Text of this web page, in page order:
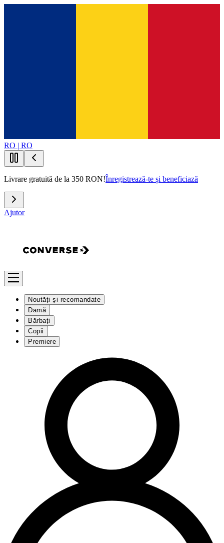
RO | RO
Livrare gratuită de la 350 RON!Înregistrează-te și beneficiază
Ajutor
Noutăți și recomandate
Damă
Bărbați
Copii
Premiere